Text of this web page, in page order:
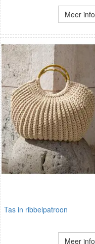
Meer info
Tas in ribbelpatroon
Meer info